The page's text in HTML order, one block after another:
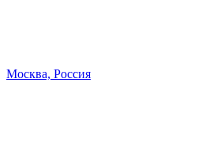
Москва, Россия